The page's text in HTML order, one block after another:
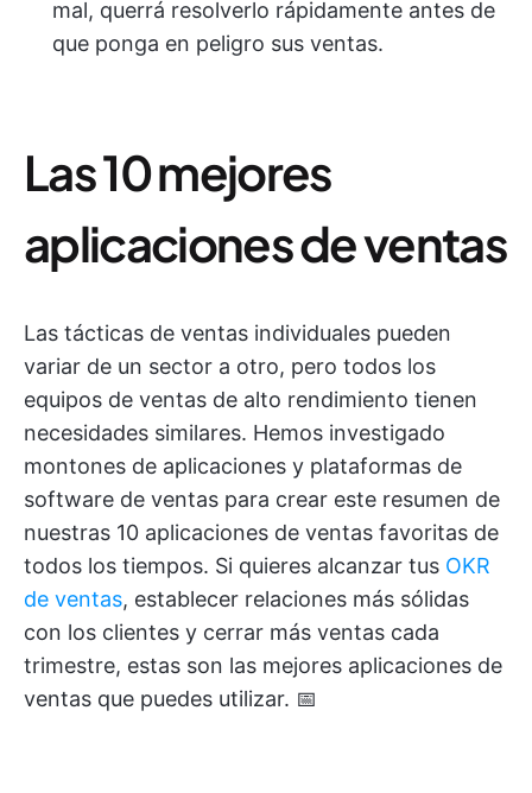
mal, querrá resolverlo rápidamente antes de
que ponga en peligro sus ventas.
Las 10 mejores
aplicaciones de ventas
Las tácticas de ventas individuales pueden
variar de un sector a otro, pero todos los
equipos de ventas de alto rendimiento tienen
necesidades similares. Hemos investigado
montones de aplicaciones y plataformas de
software de ventas para crear este resumen de
nuestras 10 aplicaciones de ventas favoritas de
todos los tiempos. Si quieres alcanzar tus OKR
de ventas, establecer relaciones más sólidas
con los clientes y cerrar más ventas cada
trimestre, estas son las mejores aplicaciones de
ventas que puedes utilizar. 📅